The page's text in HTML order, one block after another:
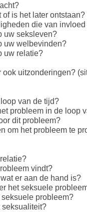
is het later
die van
uw seksleven?
uw welbevinden?
uw relatie?
uitzonderingen?
van de tijd?
probleem in de loop
dit probleem?
om het probleem te
vindt?
er aan de hand is?
het seksuele
probleem?
seksualiteit?